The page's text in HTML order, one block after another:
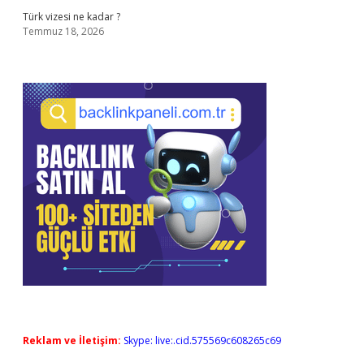
Türk vizesi ne kadar ?
Temmuz 18, 2026
Reklam ve İletişim: Skype: live:.cid.575569c608265c69